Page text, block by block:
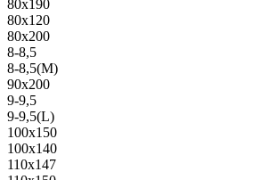
80х190
80х120
80х200
8-8,5
8-8,5(M)
90х200
9-9,5
9-9,5(L)
100х150
100х140
110х147